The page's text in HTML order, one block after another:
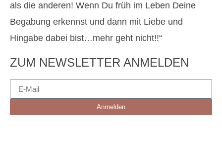
als die anderen! Wenn Du früh im Leben Deine
Begabung erkennst und dann mit Liebe und
Hingabe dabei bist…mehr geht nicht!!“
ZUM NEWSLETTER ANMELDEN
Anmelden